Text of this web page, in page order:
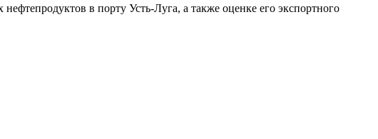
в порту Усть-Луга, а также оценке его экспортного